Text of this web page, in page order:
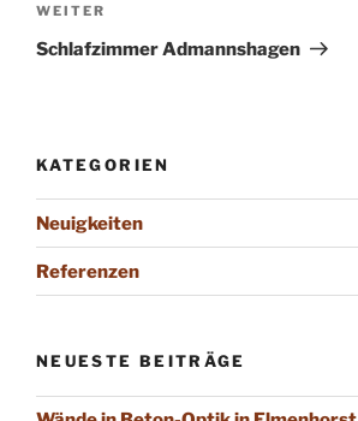
Nächster
Beitrag
WEITER
Schlaf­zimmer Admanns­hagen
KATEGORIEN
Neuigkeiten
Referenzen
NEUESTE BEITRÄGE